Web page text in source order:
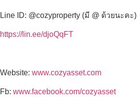
Line ID: @cozyproperty (มี @ ด้วยนะคะ)
https://lin.ee/djoQqFT
Website: www.cozyasset.com
Fb: www.facebook.com/cozyasset